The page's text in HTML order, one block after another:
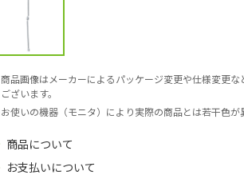
商品画像はメーカーによるパッケージ変更や仕様変更
ございます。
お使いの機器（モニタ）により実際の商品とは若干色が
商品について
お支払いについて